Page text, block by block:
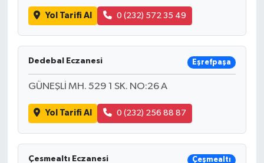
Yol Tarifi Al 0 (232) 572 35 49
Dedebal Eczanesi Eşrefpaşa
GÜNEŞLİ MH. 529 1 SK. NO:26 A
Yol Tarifi Al 0 (232) 256 88 87
Çesmealtı Eczanesi Çeşmealtı